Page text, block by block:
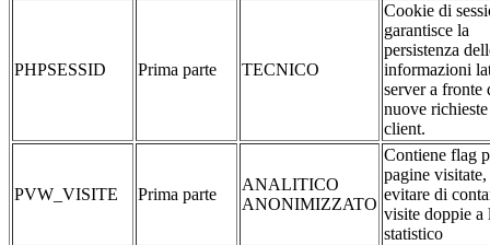
PHPSESSID Prima parte TECNICO
Cookie di
garantisce la
persistenza
informazioni
server a fronte
nuove
client.
PVW_VISITE Prima parte
ANALITICO
ANONIMIZZATO
Contiene flag
pagine visitate,
evitare di
visite doppie a
statistico